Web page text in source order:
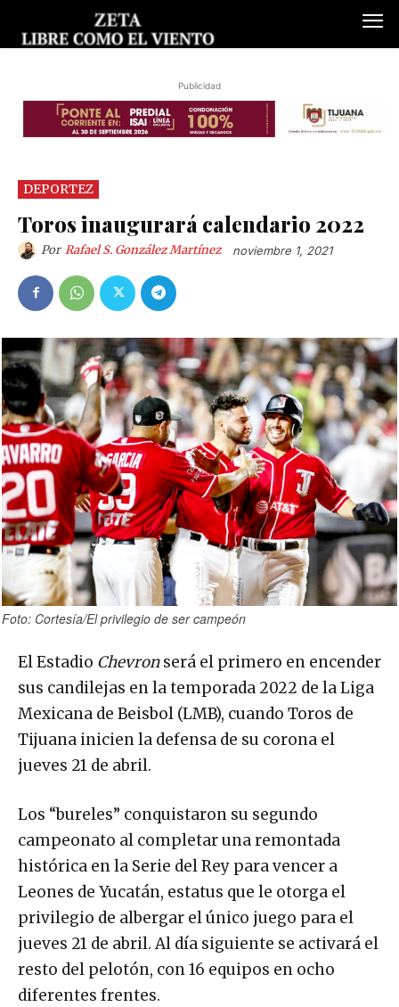
Publicidad
DEPORTEZ
Toros inaugurará calendario 2022
Por Rafael S. González Martínez noviembre 1, 2021
Foto: Cortesía/El privilegio de ser campeón
El Estadio Chevronserá el primero en encender
sus candilejas en la temporada 2022 de la Liga
Mexicana de Beisbol (LMB), cuando Toros de
Tijuana inicien la defensa de su corona el
jueves 21 de abril.
Los “bureles” conquistaron su segundo
campeonato al completar una remontada
histórica en la Serie del Rey para vencer a
Leones de Yucatán, estatus que le otorga el
privilegio de albergar el único juego para el
jueves 21 de abril. Al día siguiente se activará el
resto del pelotón, con 16 equipos en ocho
diferentes frentes.